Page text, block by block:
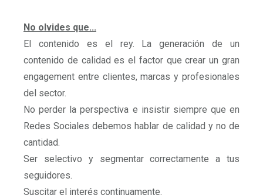
No olvides que...
El contenido es el rey. La generación de un
contenido de calidad es el factor que crear un gran
engagement entre clientes, marcas y profesionales
del sector.
No perder la perspectiva e insistir siempre que en
Redes Sociales debemos hablar de calidad y no de
cantidad.
Ser selectivo y segmentar correctamente a tus
seguidores.
Suscitar el interés continuamente.